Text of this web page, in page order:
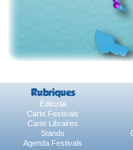
Rubriques
Éditorial
Carte Festivals
Carte Libraires
Stands
Agenda Festivals